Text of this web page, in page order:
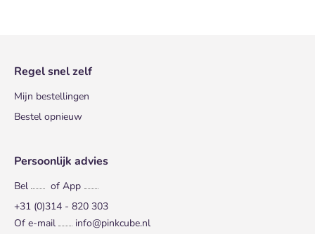
Regel snel zelf
Mijn bestellingen
Bestel opnieuw
Persoonlijk advies
Bel
of App
+31 (0)314 - 820 303
Of e-mail
info@pinkcube.nl